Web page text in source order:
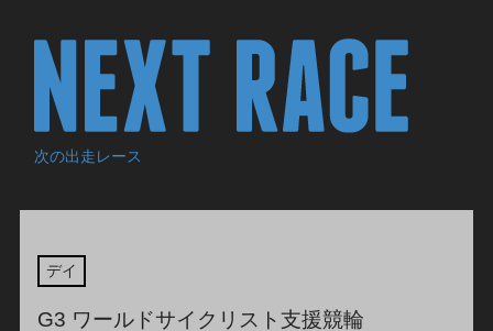
次の出走レース
デイ
G3 ワールドサイクリスト支援競輪